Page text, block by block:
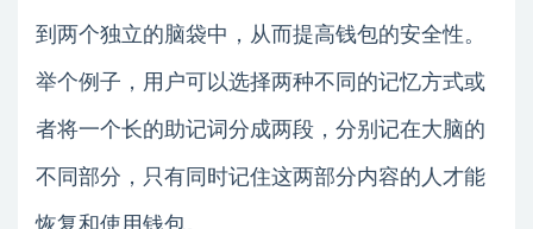
到两个独立的脑袋中，从而提高钱包的安全性。
举个例子，用户可以选择两种不同的记忆方式或
者将一个长的助记词分成两段，分别记在大脑的
不同部分，只有同时记住这两部分内容的人才能